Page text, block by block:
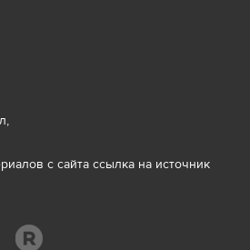
с сайта ссылка на источник